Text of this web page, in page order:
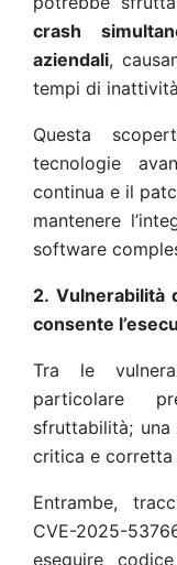
crash
aziendali,
tempi di
Questa
tecnologie
continua e il
mantenere
software
2. Vulnerabilità
consente
Tra le
particolare
sfruttabilità;
critica e corretta
Entrambe,
CVE-2025-
eseguire